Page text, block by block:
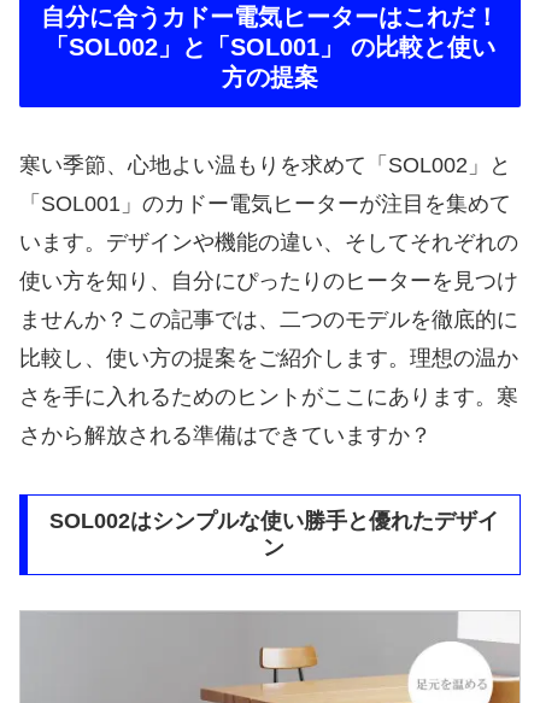
自分に合うカドー電気ヒーターはこれだ！
「SOL002」と「SOL001」 の比較と使い
方の提案
寒い季節、心地よい温もりを求めて「SOL002」と
「SOL001」のカドー電気ヒーターが注目を集めて
います。デザインや機能の違い、そしてそれぞれの
使い方を知り、自分にぴったりのヒーターを見つけ
ませんか？この記事では、二つのモデルを徹底的に
比較し、使い方の提案をご紹介します。理想の温か
さを手に入れるためのヒントがここにあります。寒
さから解放される準備はできていますか？
SOL002はシンプルな使い勝手と優れたデザイ
ン